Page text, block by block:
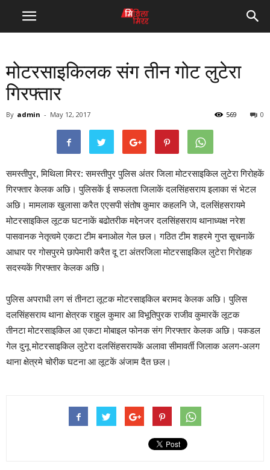
मोटरसाइकिलक संग तीन गोट लुटेरा
गिरफ्तार
By admin - May 12, 2017 0
569
समस्तीपुर, मिथिला मिरर: समस्तीपुर पुलिस अंतर जिला मोटरसाइकिल लुटेरा गिरोहकें
गिरफ्तार केलक अछि। पुलिसकें ई सफलता जिलाकें दलसिंहसराय इलाका सं भेटल
अछि। मामलाक खुलासा करैत एएसपी संतोष कुमार कहलनि जे, दलसिंहसरायमे
मोटरसाइकिल लूटक घटनाकें बढोतरीक मद्देनजर दलसिंहसराय थानाध्यक्ष नरेश
पासवानक नेतृत्वमे एकटा टीम बनाओल गेल छल। गठित टीम शहरमे गुप्त सूचनाकें
आधार पर गोसपुरमे छापेमारी करैत दू टा अंतरजिला मोटरसाइकिल लुटेरा गिरोहक
सदस्यकें गिरफ्तार केलक अछि।
पुलिस अपराधी लग सं तीनटा लूटक मोटरसाइकिल बरामद केलक अछि। पुलिस
दलसिंहसराय थाना क्षेत्रक राहुल कुमार आ विभूतिपुरक राजीव कुमारकें लूटक
तीनटा मोटरसाइकिल आ एकटा मोबाइल फोनक संग गिरफ्तार केलक अछि। पकडल
गेल दुनू मोटरसाइकिल लुटेरा दलसिंहसरायकें अलावा सीमावर्ती जिलाक अलग-अलग
थाना क्षेत्रमे चोरीक घटना आ लूटकें अंजाम दैत छल।